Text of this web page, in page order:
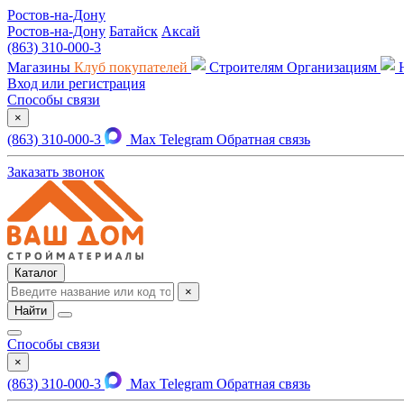
Ростов-на-Дону
Ростов-на-Дону Батайск Аксай
(863) 310-000-3
Магазины Клуб покупателей Строителям Организациям
Вход или регистрация
Способы связи
×
(863) 310-000-3 Max Telegram Обратная связь
Заказать звонок
Каталог
×
Найти
Способы связи
×
(863) 310-000-3 Max Telegram Обратная связь